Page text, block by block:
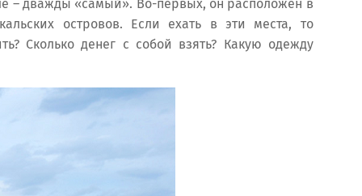
– дважды «самый». Во-первых, он расположен в
островов. Если ехать в эти места, то
Сколько денег с собой взять? Какую одежду